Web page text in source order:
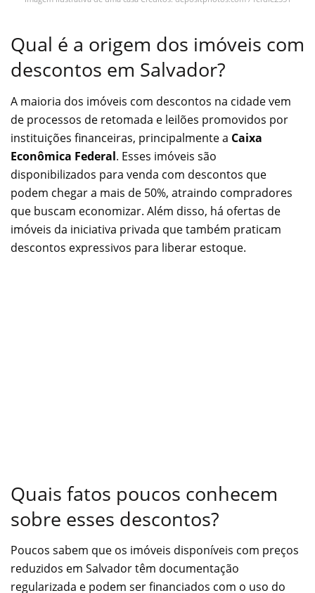
Qual é a origem dos imóveis com
descontos em Salvador?
A maioria dos imóveis com descontos na cidade vem
de processos de retomada e leilões promovidos por
instituições financeiras, principalmente a Caixa
Econômica Federal. Esses imóveis são
disponibilizados para venda com descontos que
podem chegar a mais de 50%, atraindo compradores
que buscam economizar. Além disso, há ofertas de
imóveis da iniciativa privada que também praticam
descontos expressivos para liberar estoque.
Quais fatos poucos conhecem
sobre esses descontos?
Poucos sabem que os imóveis disponíveis com preços
reduzidos em Salvador têm documentação
regularizada e podem ser financiados com o uso do